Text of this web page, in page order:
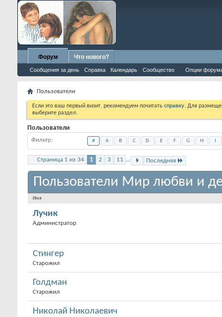
Форум
Сообщения за день Справка Календарь Сообщество Опции
Что нового?
Пользователи
Если это ваш первый визит, рекомендуем почитать справку. Для
выберите раздел.
Пользователи
Фильтр # A B C D E F G H
Страница 1 из 34 1 2 3 11 ... Последняя
Пользователи Мир любви и
Имя
Лучик
Администратор
Стингер
Старожил
Голдман
Старожил
Николай Николаевич